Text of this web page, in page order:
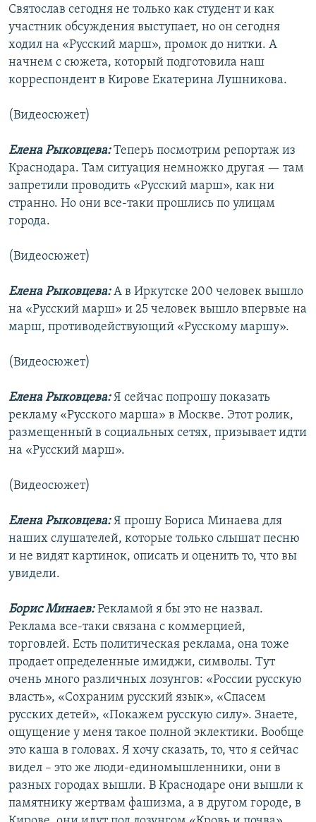
Святослав сегодня не только как студент и как
участник обсуждения выступает, но он сегодня
ходил на «Русский марш», промок до нитки. А
начнем с сюжета, который подготовила наш
корреспондент в Кирове Екатерина Лушникова.
(Видеосюжет)
Елена Рыковцева:Теперь посмотрим репортаж из
Краснодара. Там ситуация немножко другая — там
запретили проводить «Русский марш», как ни
странно. Но они все-таки прошлись по улицам
города.
(Видеосюжет)
Елена Рыковцева:А в Иркутске 200 человек вышло
на «Русский марш» и 25 человек вышло впервые на
марш, противодействующий «Русскому маршу».
(Видеосюжет)
Елена Рыковцева:Я сейчас попрошу показать
рекламу «Русского марша» в Москве. Этот ролик,
размещенный в социальных сетях, призывает идти
на «Русский марш».
(Видеосюжет)
Елена Рыковцева:Я прошу Бориса Минаева для
наших слушателей, которые только слышат песню
и не видят картинок, описать и оценить то, что вы
увидели.
Борис Минаев:Рекламой я бы это не назвал.
Реклама все-таки связана с коммерцией,
торговлей. Есть политическая реклама, она тоже
продает определенные имиджи, символы. Тут
очень много различных лозунгов: «России русскую
власть», «Сохраним русский язык», «Спасем
русских детей», «Покажем русскую силу». Знаете,
ощущение у меня такое полной эклектики. Вообще
это каша в головах. Я хочу сказать, то, что я сейчас
видел – это же люди-единомышленники, они в
разных городах вышли. В Краснодаре они вышли к
памятнику жертвам фашизма, а в другом городе, в